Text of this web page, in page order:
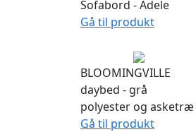
Sofabord - Adele
Gå til produkt
BLOOMINGVILLE
daybed - grå
polyester og asketræ
Gå til produkt